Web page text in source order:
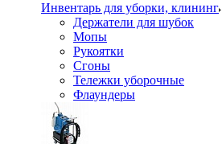
Инвентарь для уборки, клининг
Держатели для шубок
Мопы
Рукоятки
Сгоны
Тележки уборочные
Флаундеры